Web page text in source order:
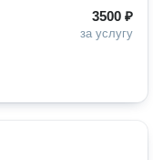
3500 ₽
за услугу